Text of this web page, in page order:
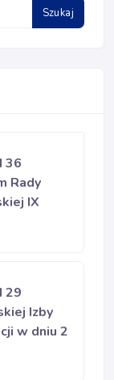
Szukaj
36
Rady
IX
29
Izby
w dniu 2